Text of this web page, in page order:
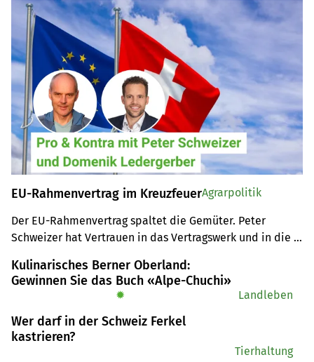
EU-Rahmenvertrag im Kreuzfeuer
Der EU-Rahmenvertrag spaltet die Gemüter. Peter
Schweizer hat Vertrauen in das Vertragswerk und in die
Überzeugung Nein zum EU-Vertragspaket.
Agrarpolitik
Kulinarisches Berner Oberland:
Gewinnen Sie das Buch «Alpe-Chuchi»
✹ Landleben
Wer darf in der Schweiz Ferkel
kastrieren?
Tierhaltung